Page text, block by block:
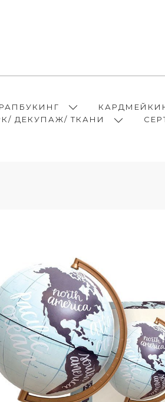
ДЕКУПАЖ/ ТКАНИ